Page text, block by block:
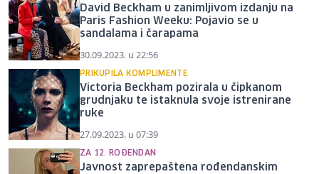
David Beckham u zanimljivom izdanju na
Paris Fashion Weeku: Pojavio se u
sandalama i čarapama
30.09.2023. u 22:56
PRIKUPILA KOMPLIMENTE
Victoria Beckham pozirala u čipkanom
grudnjaku te istaknula svoje istrenirane
ruke
27.09.2023. u 07:39
ZA 12. ROĐENDAN
Javnost zaprepaštena rođendanskim